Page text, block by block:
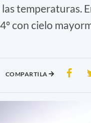
temperaturas.
con cielo
COMPARTILA